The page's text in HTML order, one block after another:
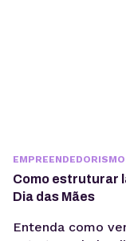
EMPREENDEDORISMO
Como estruturar
Dia das Mães
Entenda como